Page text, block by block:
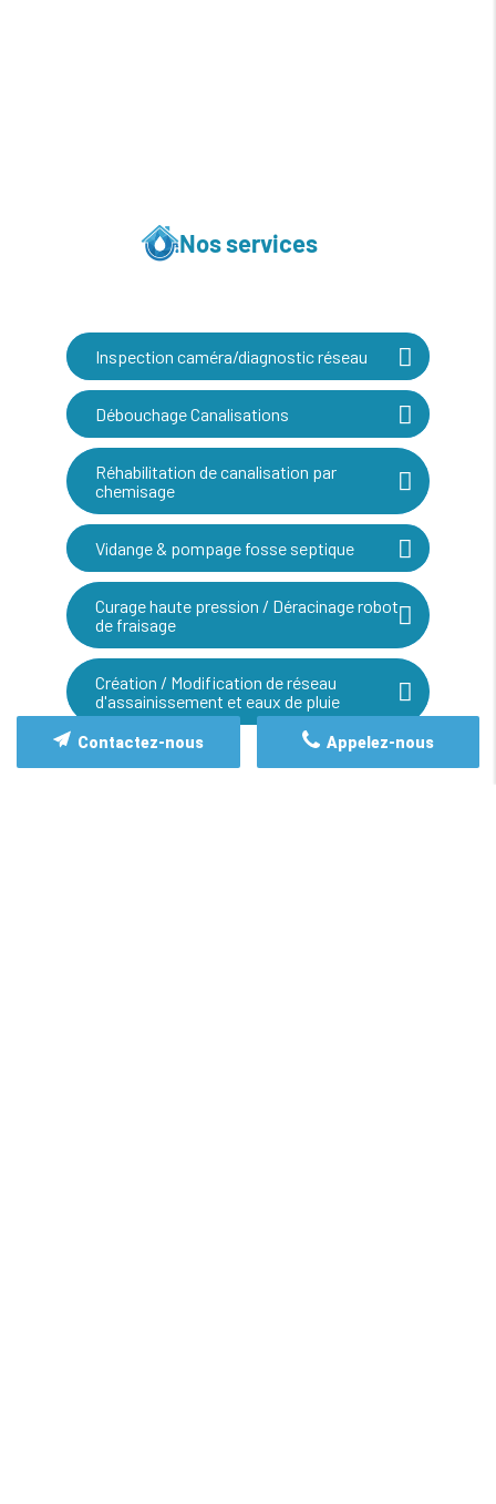
Nos services
Inspection caméra/diagnostic réseau
Débouchage Canalisations
Réhabilitation de canalisation par
chemisage
Vidange & pompage fosse septique
Curage haute pression / Déracinage robot
de fraisage
Création / Modification de réseau
d'assainissement et eaux de pluie
Appelez-nous
Contactez-nous